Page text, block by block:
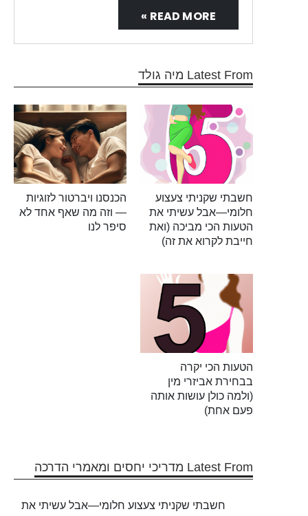
READ MORE »
Latest From מיה גולד
חשבתי שקניתי צעצוע
חלומי—אבל עשיתי את
הטעות הכי מביכה (ואת
חייבת לקרוא את זה)
הכנסנו ויברטור לזוגיות
— וזה מה שאף אחד לא
סיפר לנו
הטעות הכי יקרה
בבחירת אביזרי מין
(ולמה כולן עושות אותה
פעם אחת)
Latest From מדריכי יחסים ומאמרי הדרכה
חשבתי שקניתי צעצוע חלומי—אבל עשיתי את